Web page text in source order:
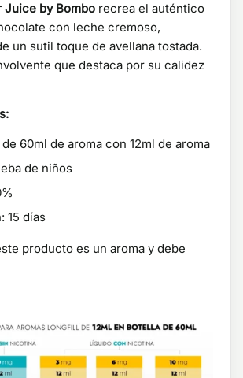
Juice by Bombo recrea el auténtico
con leche cremoso,
un sutil toque de avellana tostada.
que destaca por su calidez
60ml de aroma con 12ml de aroma
de niños
15 días
producto es un aroma y debe